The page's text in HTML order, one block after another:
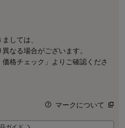
しては、
なる場合がございます。
格チェック」よりご確認くださ
マークについて